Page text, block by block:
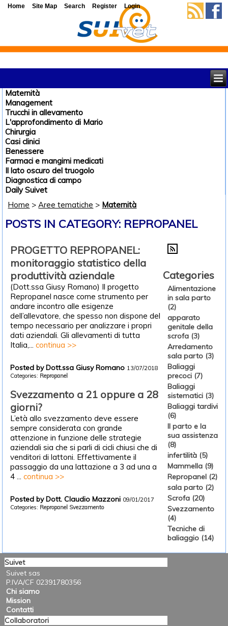
Maternità
Management
Trucchi in allevamento
L'approfondimento di Mario
Chirurgia
Casi clinici
Benessere
Farmaci e mangimi medicati
Il lato oscuro del truogolo
Diagnostica di campo
Daily Suivet
Home >Aree tematiche > Maternità
POSTS IN CATEGORY: REPROPANEL
PROGETTO REPROPANEL:
monitoraggio statistico della
produttività aziendale
(Dott.ssa Giusy Romano) Il progetto
Repropanel nasce come strumento per
andare incontro alle esigenze
dell’allevatore, che spesso non dispone del
tempo necessario per analizzare i propri
dati aziendali. Gli allevamenti di tutta
Italia,...continua >>
Posted by Dott.ssa Giusy Romano 13/07/2018
Categories: Repropanel
Svezzamento a 21 oppure a 28
giorni?
L’età allo svezzamento deve essere
sempre considerata con grande
attenzione in funzione delle strategie
aziendali sia che si parli di cicli chiusi che di
venditori di lattoni. Effettivamente il
passaggio da una lattazione a 3 ad una a
4 ...continua >>
Posted by Dott. Claudio Mazzoni 09/01/2017
Categories: Repropanel Svezzamento
Categories
Alimentazione
in sala parto
(2)
apparato
genitale della
scrofa (3)
Arredamento
sala parto (3)
Baliaggi
precoci (7)
Baliaggi
sistematici (3)
Baliaggi tardivi
(6)
Il parto e la
sua assistenza
(8)
infertilità (5)
Mammella (9)
Repropanel (2)
sala parto (2)
Scrofa (20)
Svezzamento
(4)
Tecniche di
baliaggio (14)
Suivet
Suivet sas
P.IVA/CF 02391780356
Chi siamo
Mission
Contatti
Collaboratori
Home Site Map Search Register Login